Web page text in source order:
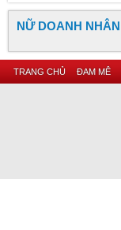
NỮ DOANH NHÂN
TRANG CHỦ ĐAM MÊ